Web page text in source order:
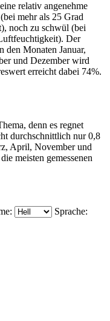
relativ angenehme
mehr als 25 Grad
noch zu schwül (bei
Der
den Monaten Januar,
und Dezember wird
erreicht dabei 74%.
denn es regnet
durchschnittlich nur 0,8
April, November und
meisten gemessenen
Sprache: